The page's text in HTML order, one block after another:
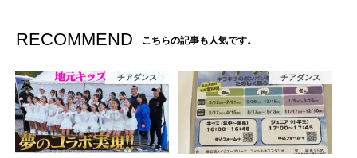
RECOMMEND こちらの記事も人気です。
チアダンス チアダンス